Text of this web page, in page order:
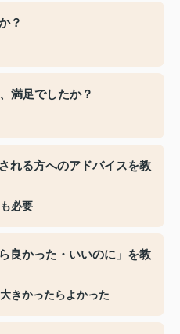
？
満足でしたか？
れる方へのアドバイスを教
必要
良かった・いいのに」を教
きかったらよかった